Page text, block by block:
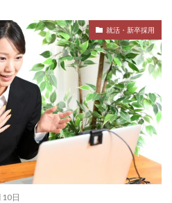
就活・新卒採用
日